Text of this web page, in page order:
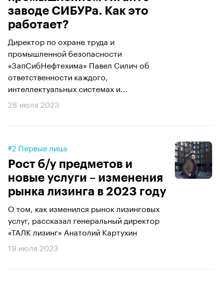
заводе СИБУРа. Как это
работает?
Директор по охране труда и
промышленной безопасности
«ЗапСибНефтехима» Павел Силич об
ответственности каждого,
интеллектуальных системах и...
28 июля 2023
#2 Первые лица
Рост б/у предметов и
новые услуги – изменения
рынка лизинга в 2023 году
О том, как изменился рынок лизинговых
услуг, рассказал генеральный директор
«ТАЛК лизинг» Анатолий Картухин
19 июля 2023